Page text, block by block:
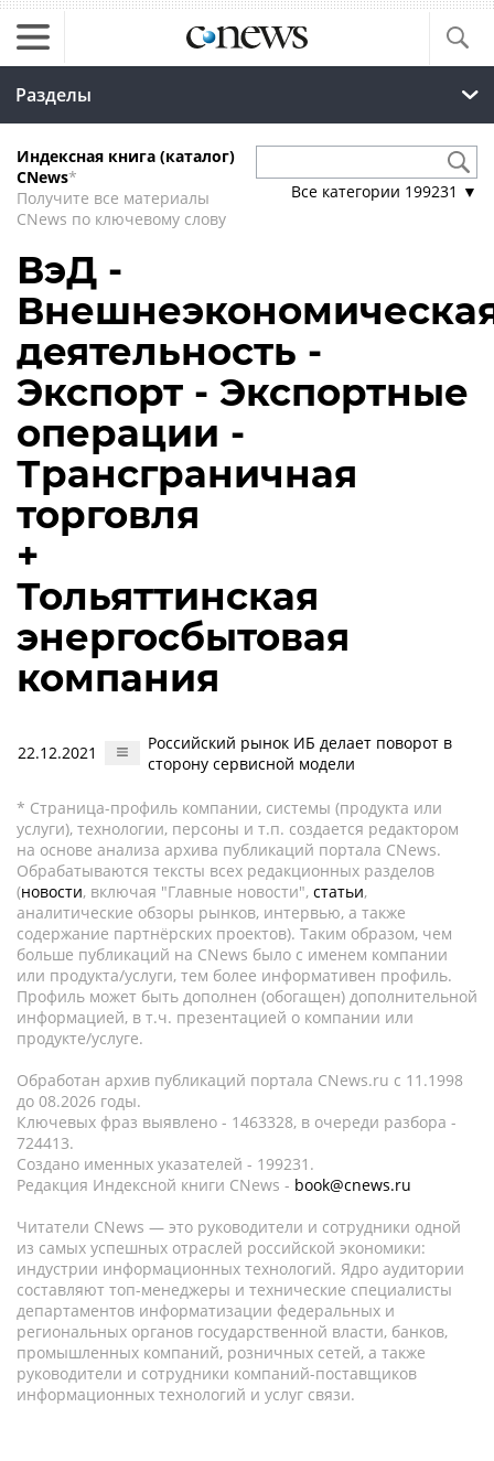
Разделы
Индексная книга (каталог)
CNews*
Получите все материалы
CNews по ключевому слову
Все категории 199231 ▼
ВэД -
деятельность -
Экспорт - Экспортные
операции -
Трансграничная
торговля
+
Тольяттинская
энергосбытовая
компания
22.12.2021
Российский рынок ИБ делает поворот в
сторону сервисной модели
* Страница-профиль компании, системы (продукта или
услуги), технологии, персоны и т.п. создается редактором
на основе анализа архива публикаций портала CNews.
Обрабатываются тексты всех редакционных разделов
(новости, включая "Главные новости", статьи,
аналитические обзоры рынков, интервью, а также
содержание партнёрских проектов). Таким образом, чем
больше публикаций на CNews было с именем компании
или продукта/услуги, тем более информативен профиль.
Профиль может быть дополнен (обогащен) дополнительной
информацией, в т.ч. презентацией о компании или
продукте/услуге.
Обработан архив публикаций портала CNews.ru c 11.1998
до 08.2026 годы.
Ключевых фраз выявлено - 1463328, в очереди разбора -
724413.
Создано именных указателей - 199231.
Редакция Индексной книги CNews - book@cnews.ru
Читатели CNews — это руководители и сотрудники одной
из самых успешных отраслей российской экономики:
индустрии информационных технологий. Ядро аудитории
составляют топ-менеджеры и технические специалисты
департаментов информатизации федеральных и
региональных органов государственной власти, банков,
промышленных компаний, розничных сетей, а также
руководители и сотрудники компаний-поставщиков
информационных технологий и услуг связи.